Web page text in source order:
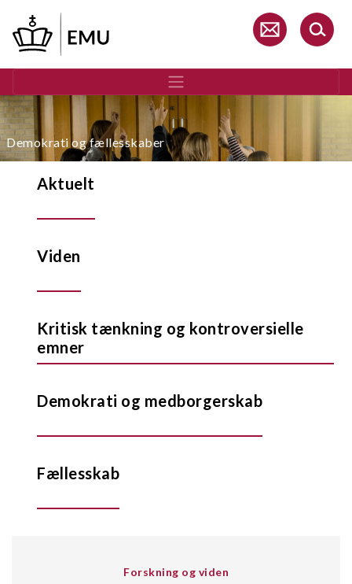
hovedindhold
Demokrati og fællesskaber
Aktuelt
Viden
Kritisk tænkning og kontroversielle
emner
Demokrati og medborgerskab
Fællesskab
Forskning og viden